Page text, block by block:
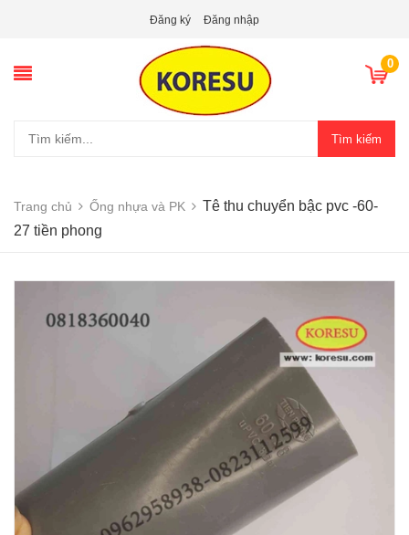
Đăng ký Đăng nhập
0
Tìm kiếm
Trang chủ Ống nhựa và PK
Tê thu chuyển bậc pvc -60-
27 tiền phong